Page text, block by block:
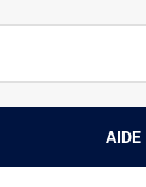
AIDE